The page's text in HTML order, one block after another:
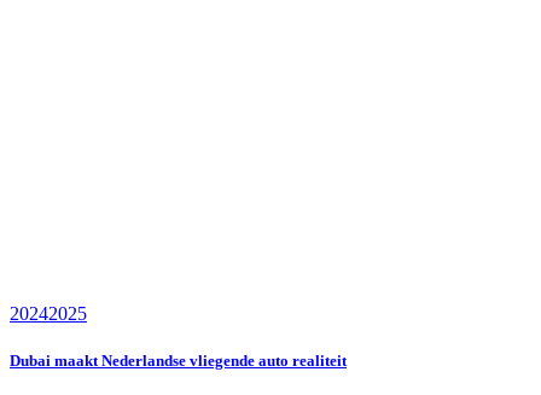
20242025
Dubai maakt Nederlandse vliegende auto realiteit